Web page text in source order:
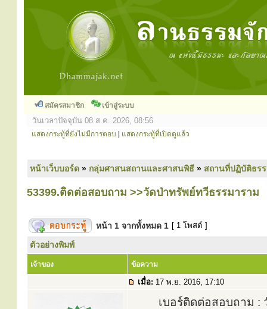
สมัครสมาชิก เข้าสู่ระบบ
วันเวลาปัจจุบัน 08 ส.ค. 2026, 08:56
แสดงกระทู้ที่ยังไม่มีการตอบ แสดงกระทู้ที่เปิดดูแล้ว
หน้าเว็บบอร์ด » กลุ่มศาสนสถานและศาสนพิธี » สถานที่ปฏิบัติธร
53399.ติดต่อสอบถาม >>วัดป่าทรัพย์ทวีธรรมาราม
หน้า 1 จากทั้งหมด 1 [ 1 โพสต์ ]
ตัวอย่างพิมพ์
เจ้าของ ข้อความ
เมื่อ: 17 พ.ย. 2016, 17:10
เบอร์ติดต่อสอบถาม :